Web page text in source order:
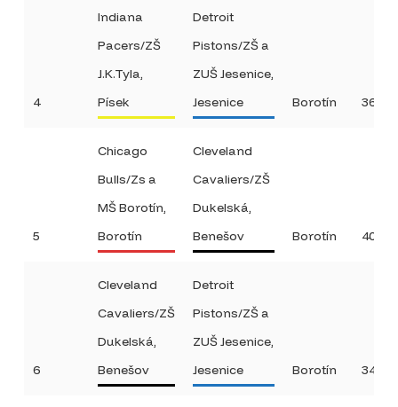
4
Indiana
Pacers/ZŠ
J.K.Tyla,
Písek
Detroit
Pistons/ZŠ a
ZUŠ Jesenice,
Jesenice
Borotín 36:18
5
Chicago
Bulls/Zs a
MŠ Borotín,
Borotín
Cleveland
Cavaliers/ZŠ
Dukelská,
Benešov
Borotín 40:14
6
Cleveland
Cavaliers/ZŠ
Dukelská,
Benešov
Detroit
Pistons/ZŠ a
ZUŠ Jesenice,
Jesenice
Borotín 34:10